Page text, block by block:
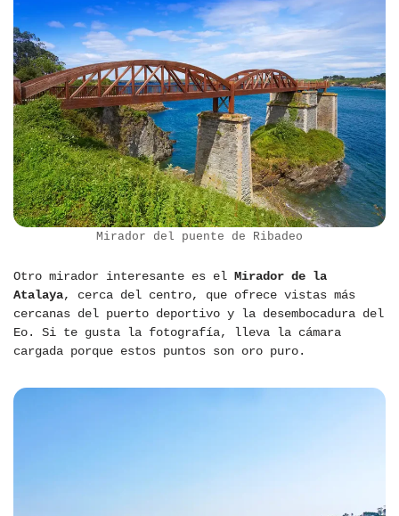
Mirador del puente de Ribadeo
Otro mirador interesante es el Mirador de la
Atalaya, cerca del centro, que ofrece vistas más
cercanas del puerto deportivo y la desembocadura del
Eo. Si te gusta la fotografía, lleva la cámara
cargada porque estos puntos son oro puro.